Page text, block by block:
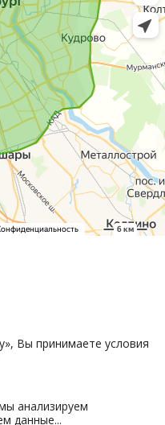
Вы принимаете условия
анализируем
данные...